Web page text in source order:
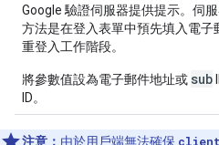
Google 驗證伺服器提供提示。伺
方法是在登入表單中預先填入電
重登入工作階段。
將參數值設為電子郵件地址或 sub
ID。
注意： 由於用戶端無法確保